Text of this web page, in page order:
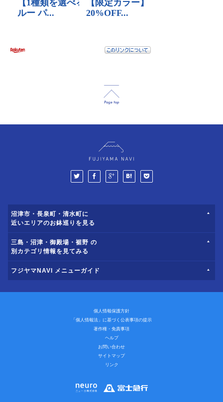
沼津市・長泉町・清水町に
近いエリアのお鉢巡りを見る
三島・沼津・御殿場・裾野 の
別カテゴリ情報を見てみる
フジヤマNAVI メニューガイド
個人情報保護方針
「個人情報法」に基づく公表事項の提示
著作権・免責事項
ヘルプ
お問い合わせ
サイトマップ
リンク